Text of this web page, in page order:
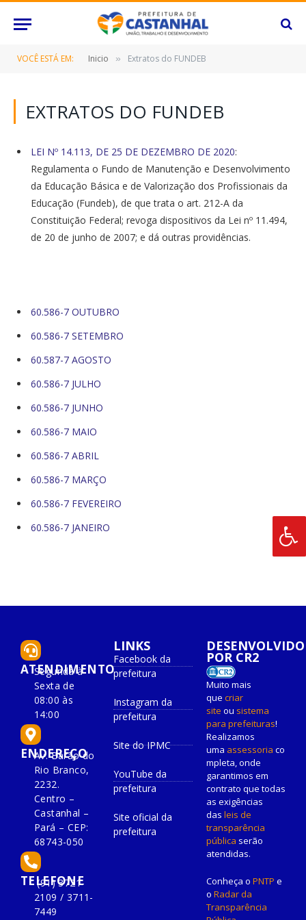
VOCÊ ESTÁ EM: Inicio » Extratos do FUNDEB
EXTRATOS DO FUNDEB
LEI Nº 14.113, DE 25 DE DEZEMBRO DE 2020:
Regulamenta o Fundo de Manutenção e Desenvolvimento
da Educação Básica e de Valorização dos Profissionais da
Educação (Fundeb), de que trata o art. 212-A da
Constituição Federal; revoga dispositivos da Lei nº 11.494,
de 20 de junho de 2007; e dá outras providências.
60.586-7 OUTUBRO
60.586-7 SETEMBRO
60.587-7 AGOSTO
60.586-7 JULHO
60.586-7 JUNHO
60.586-7 MAIO
60.586-7 ABRIL
60.586-7 MARÇO
60.586-7 FEVEREIRO
60.586-7 JANEIRO
ATENDIMENTO
Segunda à
Sexta de
08:00 às
14:00
ENDEREÇO
Av. Barão do
Rio Branco,
2232.
Centro –
Castanhal –
Pará – CEP:
68743-050
TELEFONE
(91) 3721-
2109 / 3711-
7449
LINKS
Facebook da
prefeitura
Instagram da
prefeitura
Site do IPMC
YouTube da
prefeitura
Site oficial da
prefeitura
DESENVOLVIDO
POR CR2
Muito mais
que criar
site ou sistema
para prefeituras!
Realizamos
uma assessoria co
mpleta, onde
garantimos em
contrato que todas
as exigências
das leis de
transparência
pública serão
atendidas.
Conheça o PNTP e
o Radar da
Transparência